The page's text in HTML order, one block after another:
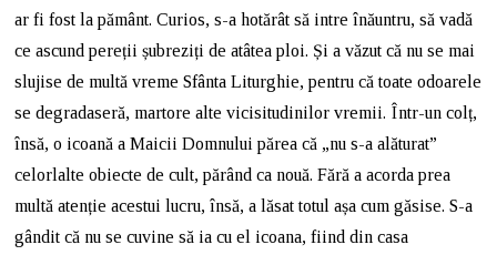
ar fi fost la pământ. Curios, s-a hotărât să intre înăuntru, să vadă
ce ascund pereții șubreziți de atâtea ploi. Și a văzut că nu se mai
slujise de multă vreme Sfânta Liturghie, pentru că toate odoarele
se degradaseră, martore alte vicisitudinilor vremii. Într-un colț,
însă, o icoană a Maicii Domnului părea că „nu s-a alăturat”
celorlalte obiecte de cult, părând ca nouă. Fără a acorda prea
multă atenție acestui lucru, însă, a lăsat totul așa cum găsise. S-a
gândit că nu se cuvine să ia cu el icoana, fiind din casa